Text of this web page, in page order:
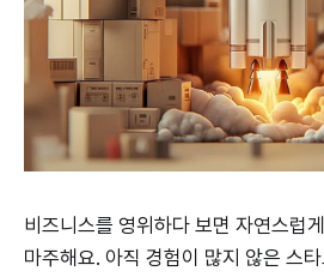
비즈니스를 영위하다 보면 자연스럽
마주해요. 아직 경험이 많지 않은 스